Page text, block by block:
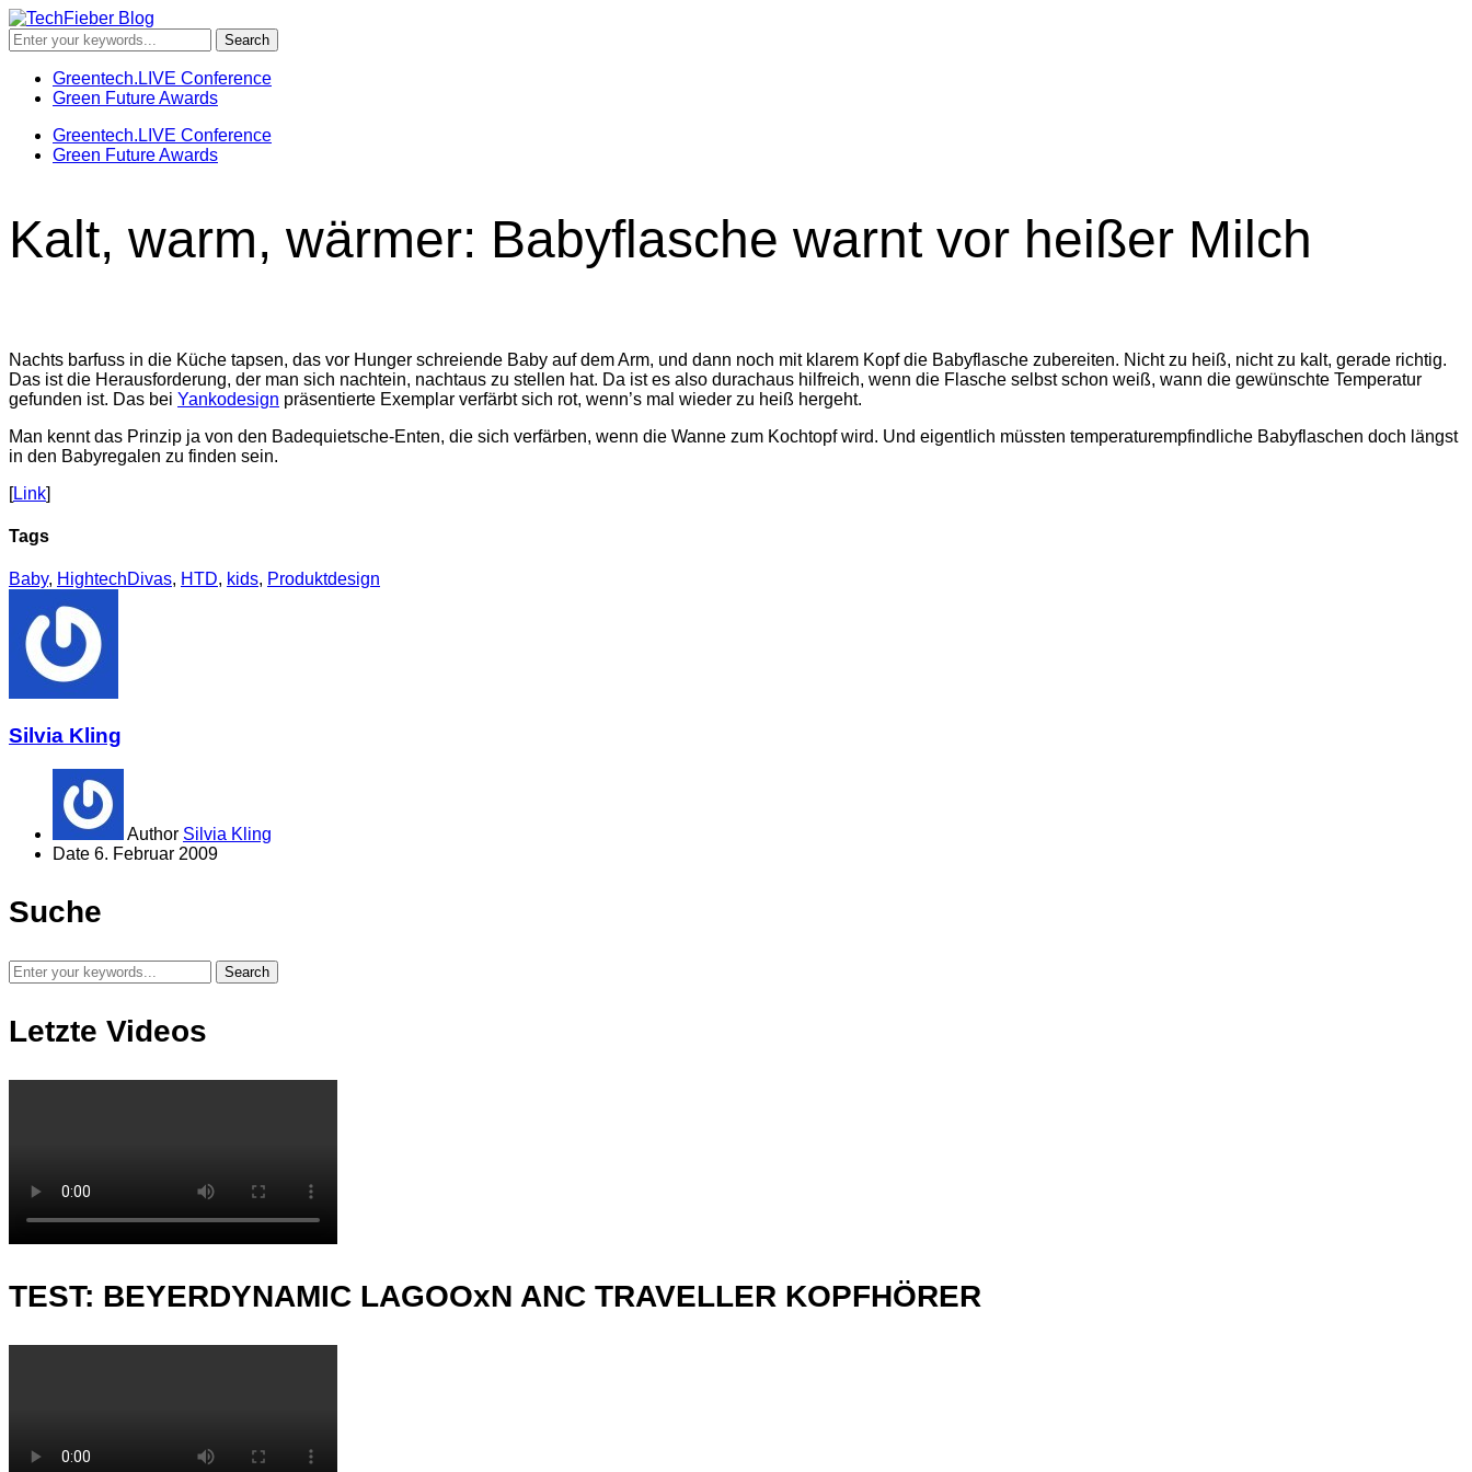
Greentech.LIVE Conference
Green Future Awards
Greentech.LIVE Conference
Green Future Awards
Kalt, warm, wärmer: Babyflasche warnt vor heißer Milch
Nachts barfuss in die Küche tapsen, das vor Hunger schreiende Baby auf dem Arm, und dann noch mit klarem Kopf die Babyflasche zubereiten. Nicht zu heiß, nicht zu kalt, gerade richtig.
Das ist die Herausforderung, der man sich nachtein, nachtaus zu stellen hat. Da ist es also durachaus hilfreich, wenn die Flasche selbst schon weiß, wann die gewünschte Temperatur
gefunden ist. Das bei Yankodesign präsentierte Exemplar verfärbt sich rot, wenn’s mal wieder zu heiß hergeht.
Man kennt das Prinzip ja von den Badequietsche-Enten, die sich verfärben, wenn die Wanne zum Kochtopf wird. Und eigentlich müssten temperaturempfindliche Babyflaschen doch längst
in den Babyregalen zu finden sein.
[Link]
Tags
Baby, HightechDivas, HTD, kids, Produktdesign
Silvia Kling
Author Silvia Kling
Date 6. Februar 2009
Suche
Letzte Videos
TEST: BEYERDYNAMIC LAGOOxN ANC TRAVELLER KOPFHÖRER